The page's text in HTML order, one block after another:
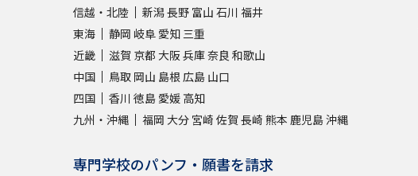
信越・北陸
新潟長野 富山 石川 福井
東海
静岡 岐阜 愛知 三重
近畿
滋賀 京都 大阪兵庫奈良 和歌山
中国
鳥取 岡山 島根 広島 山口
四国
香川 徳島 愛媛 高知
九州・沖縄
福岡 大分 宮崎 佐賀 長崎 熊本 鹿児島沖縄
専門学校のパンフ・願書を請求